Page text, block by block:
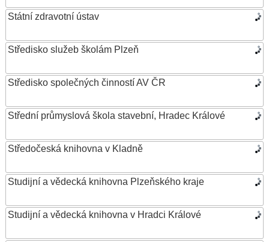
Státní zdravotní ústav
Středisko služeb školám Plzeň
Středisko společných činností AV ČR
Střední průmyslová škola stavební, Hradec Králové
Středočeská knihovna v Kladně
Studijní a vědecká knihovna Plzeňského kraje
Studijní a vědecká knihovna v Hradci Králové